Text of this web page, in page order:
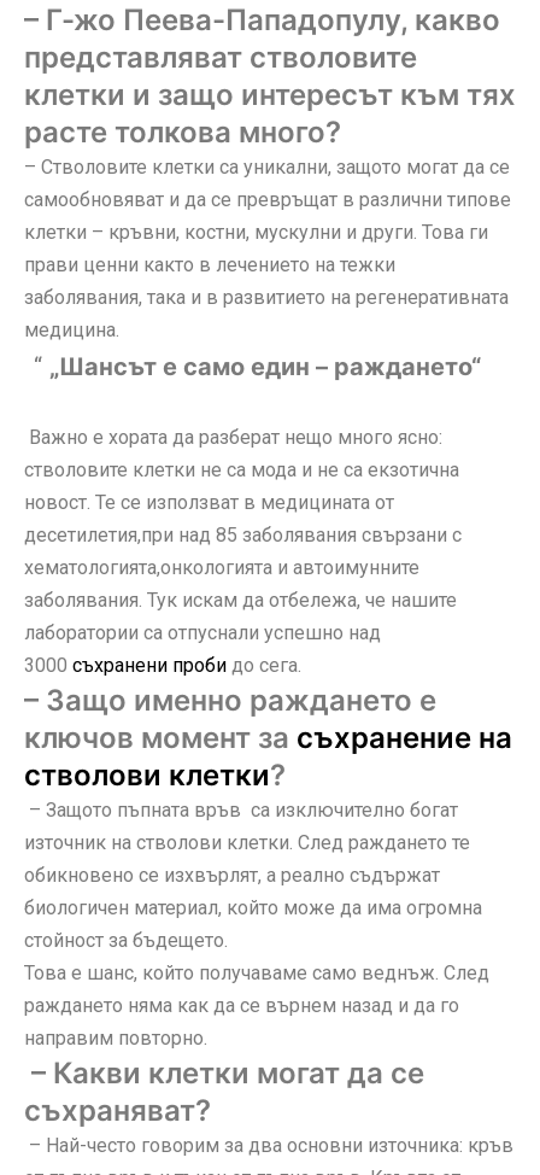
– Г-жо Пеева-Пападопулу, какво
представляват стволовите
клетки и защо интересът към тях
расте толкова много?
– Стволовите клетки са уникални, защото могат да се
самообновяват и да се превръщат в различни типове
клетки – кръвни, костни, мускулни и други. Това ги
прави ценни както в лечението на тежки
заболявания, така и в развитието на регенеративната
медицина.
„Шансът е само един – раждането“
Важно е хората да разберат нещо много ясно:
стволовите клетки не са мода и не са екзотична
новост. Те се използват в медицината от
десетилетия,при над 85 заболявания свързани с
хематологията,онкологията и автоимунните
заболявания. Тук искам да отбележа, че нашите
лаборатории са отпуснали успешно над
3000 съхранени проби до сега.
– Защо именно раждането е
ключов момент за съхранение на
стволови клетки?
– Защото пъпната връв са изключително богат
източник на стволови клетки. След раждането те
обикновено се изхвърлят, а реално съдържат
биологичен материал, който може да има огромна
стойност за бъдещето.
Това е шанс, който получаваме само веднъж. След
раждането няма как да се върнем назад и да го
направим повторно.
– Какви клетки могат да се
съхраняват?
– Най-често говорим за два основни източника: кръв